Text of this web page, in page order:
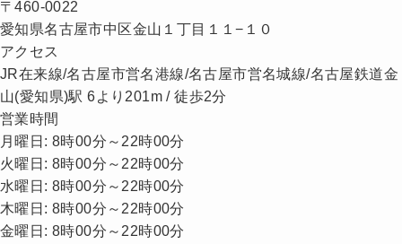
〒460-0022
愛知県名古屋市中区金山１丁目１１−１０
アクセス
JR在来線/名古屋市営名港線/名古屋市営名城線/名古屋鉄道金
山(愛知県)駅 6より201m / 徒歩2分
営業時間
月曜日: 8時00分～22時00分
火曜日: 8時00分～22時00分
水曜日: 8時00分～22時00分
木曜日: 8時00分～22時00分
金曜日: 8時00分～22時00分